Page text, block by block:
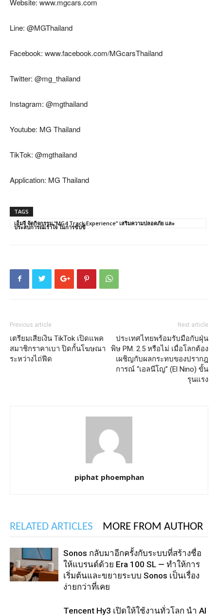
Website: www.mgcars.com
Line: @MGThailand
Facebook: www.facebook.com/MGcarsThailand
Twitter: @mg_thailand
Instagram: @mgthailand
Youtube: MG Thailand
TikTok: @mgthailand
Application: MG Thailand
TAGS
เอ็มจี จัดกิจกรรม “MG4 Track Experience” เสริมความปลอดภัย และ
ประสบการณ์เร้าใจ ในการขับขี่
Previous article
เตรียมเสียเงิน TikTok เปิดแพค
สมาชิกราคาเบา ปิดกั้นโฆษณา
ระหว่างไถ่ฟีด
Next article
ประเทศไทยพร้อมรับมือกับฝุ่น
พิษ PM. 2.5 หรือไม่ เมื่อโลกต้อง
เผชิญกับผลกระทบของปรากฎ
การณ์ “เอลนีโญ” (El Nino) ขั้น
รุนแรง
piphat phoemphan
RELATED ARTICLES MORE FROM AUTHOR
Sonos กลับมาอีกครั้งกับระบบที่สร้างชื่อ
ให้แบรนด์ด้วย Era 100 SL — ทำให้การ
เริ่มต้นและขยายระบบ Sonos เป็นเรื่อง
ง่ายกว่าที่เคย
Tencent Hy3 เปิดให้ใช้งานทั่วโลก นำ AI